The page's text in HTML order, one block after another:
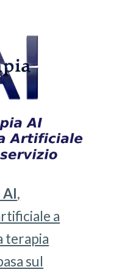
AI,
a
terapia
sul